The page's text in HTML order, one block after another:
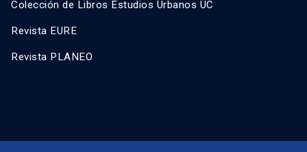
Colección de Libros Estudios Urbanos UC
Revista EURE
Revista PLANEO